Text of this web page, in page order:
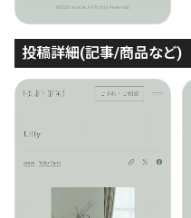
投稿詳細(記事/商品など)